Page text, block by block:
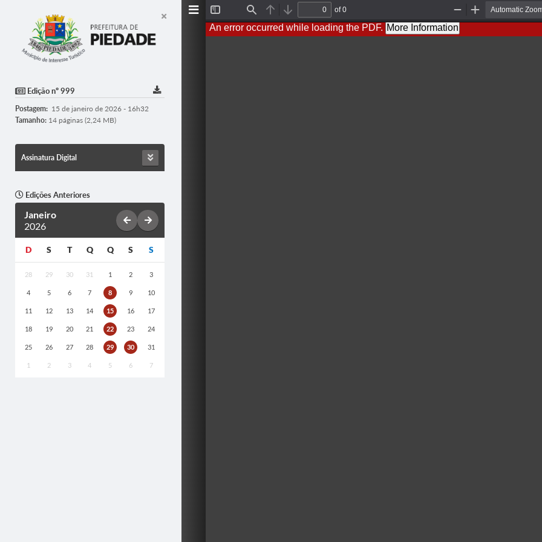
Edição nº 999
Postagem: 15 de janeiro de 2026 - 16h32
Tamanho: 14 páginas (2,24 MB)
Assinatura Digital
Edições Anteriores
Janeiro
2026
D S T Q Q S S
28 29 30 31 1 2 3
4 5 6 7 8 9 10
11 12 13 14 15 16 17
18 19 20 21 22 23 24
25 26 27 28 29 30 31
1 2 3 4 5 6 7
Sidebar
Find Previous
Next
of 0
Out
An error occurred while loading the PDF. More Information